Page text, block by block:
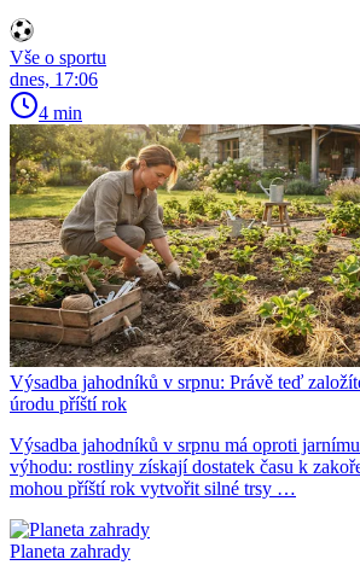
Vše o sportu
dnes, 17:06
4 min
Výsadba jahodníků v srpnu: Právě teď
úrodu příští rok
Výsadba jahodníků v srpnu má oproti
výhodu: rostliny získají dostatek času k
mohou příští rok vytvořit silné trsy …
Planeta zahrady